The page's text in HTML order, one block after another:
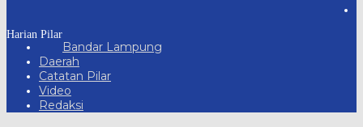
Harian Pilar
Bandar Lampung
Daerah
Catatan Pilar
Video
Redaksi